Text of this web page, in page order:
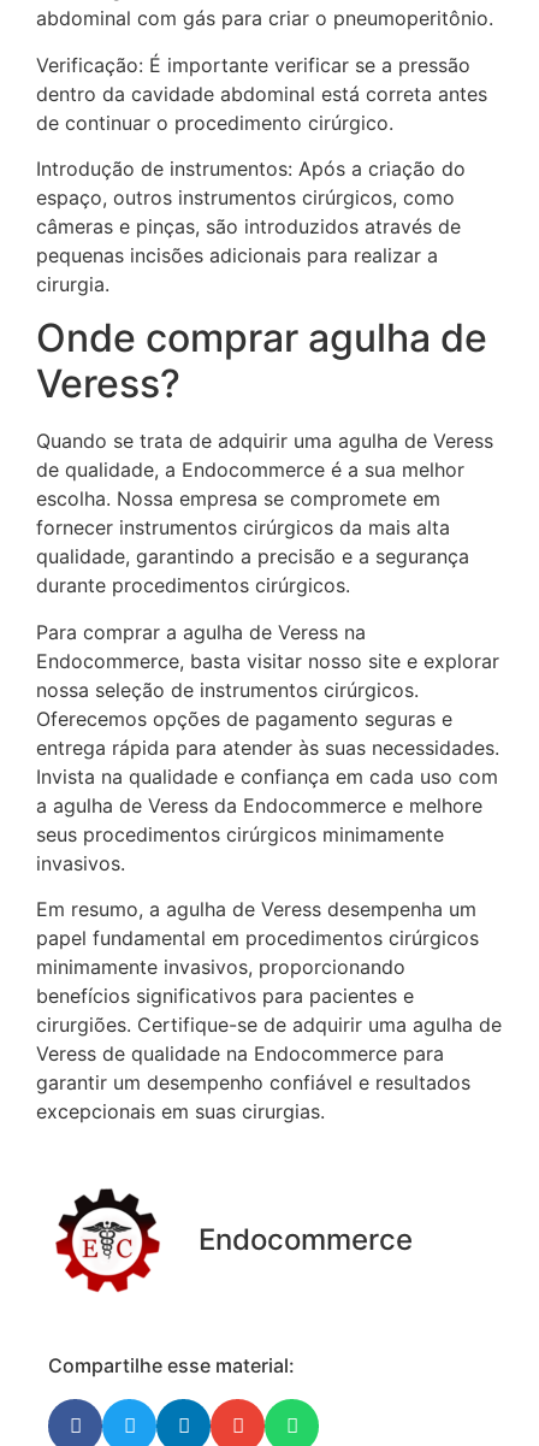
abdominal com gás para criar o pneumoperitônio.
Verificação: É importante verificar se a pressão
dentro da cavidade abdominal está correta antes
de continuar o procedimento cirúrgico.
Introdução de instrumentos: Após a criação do
espaço, outros instrumentos cirúrgicos, como
câmeras e pinças, são introduzidos através de
pequenas incisões adicionais para realizar a
cirurgia.
Onde comprar agulha de
Veress?
Quando se trata de adquirir uma agulha de Veress
de qualidade, a Endocommerce é a sua melhor
escolha. Nossa empresa se compromete em
fornecer instrumentos cirúrgicos da mais alta
qualidade, garantindo a precisão e a segurança
durante procedimentos cirúrgicos.
Para comprar a agulha de Veress na
Endocommerce, basta visitar nosso site e explorar
nossa seleção de instrumentos cirúrgicos.
Oferecemos opções de pagamento seguras e
entrega rápida para atender às suas necessidades.
Invista na qualidade e confiança em cada uso com
a agulha de Veress da Endocommerce e melhore
seus procedimentos cirúrgicos minimamente
invasivos.
Em resumo, a agulha de Veress desempenha um
papel fundamental em procedimentos cirúrgicos
minimamente invasivos, proporcionando
benefícios significativos para pacientes e
cirurgiões. Certifique-se de adquirir uma agulha de
Veress de qualidade na Endocommerce para
garantir um desempenho confiável e resultados
excepcionais em suas cirurgias.
Endocommerce
Compartilhe esse material: